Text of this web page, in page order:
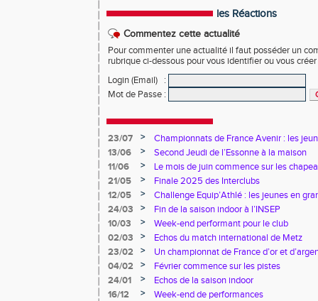
les Réactions
Commentez cette actualité
Pour commenter une actualité il faut posséder un
rubrique ci-dessous pour vous identifier ou vous
Login (Email)
:
Mot de Passe :
23/07 >
Championnats de France Avenir : les
13/06
>
Second Jeudi de l’Essonne à la maison
11/06
>
Le mois de juin commence sur les
21/05
>
Finale 2025 des Interclubs
12/05
>
Challenge Equip’Athlé : les jeunes en
24/03
>
Fin de la saison indoor à l’INSEP
10/03
>
Week-end performant pour le club
02/03
>
Echos du match international de Metz
23/02
>
Un championnat de France d’or et
04/02
>
Février commence sur les pistes
24/01
>
Echos de la saison indoor
16/12
>
Week-end de performances